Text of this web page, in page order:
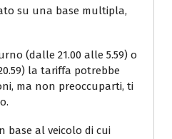
su una base multipla,
(dalle 21.00 alle 5.59) o
la tariffa potrebbe
ma non preoccuparti, ti
base al veicolo di cui